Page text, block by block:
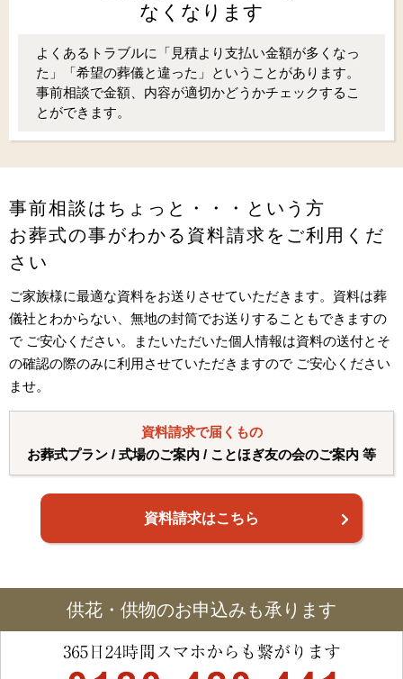
なくなります
よくあるトラブルに「見積より支払い金額が多くなっ
た」「希望の葬儀と違った」ということがあります。
事前相談で金額、内容が適切かどうかチェックするこ
とができます。
事前相談はちょっと・・・という方
お葬式の事がわかる資料請求をご利用くだ
さい
ご家族様に最適な資料をお送りさせていただきます。資料は葬
儀社とわからない、無地の封筒でお送りすることもできますの
で ご安心ください。またいただいた個人情報は資料の送付とそ
の確認の際のみに利用させていただきますので ご安心ください
ませ。
資料請求で届くもの
お葬式プラン / 式場のご案内 / ことほぎ友の会のご案内 等
資料請求はこちら
供花・供物のお申込みも承ります